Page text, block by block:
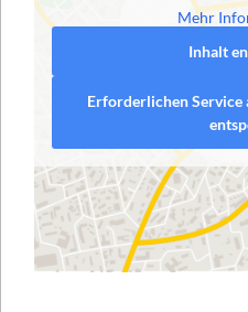
Mehr
Inhalt
Erforderlichen Service